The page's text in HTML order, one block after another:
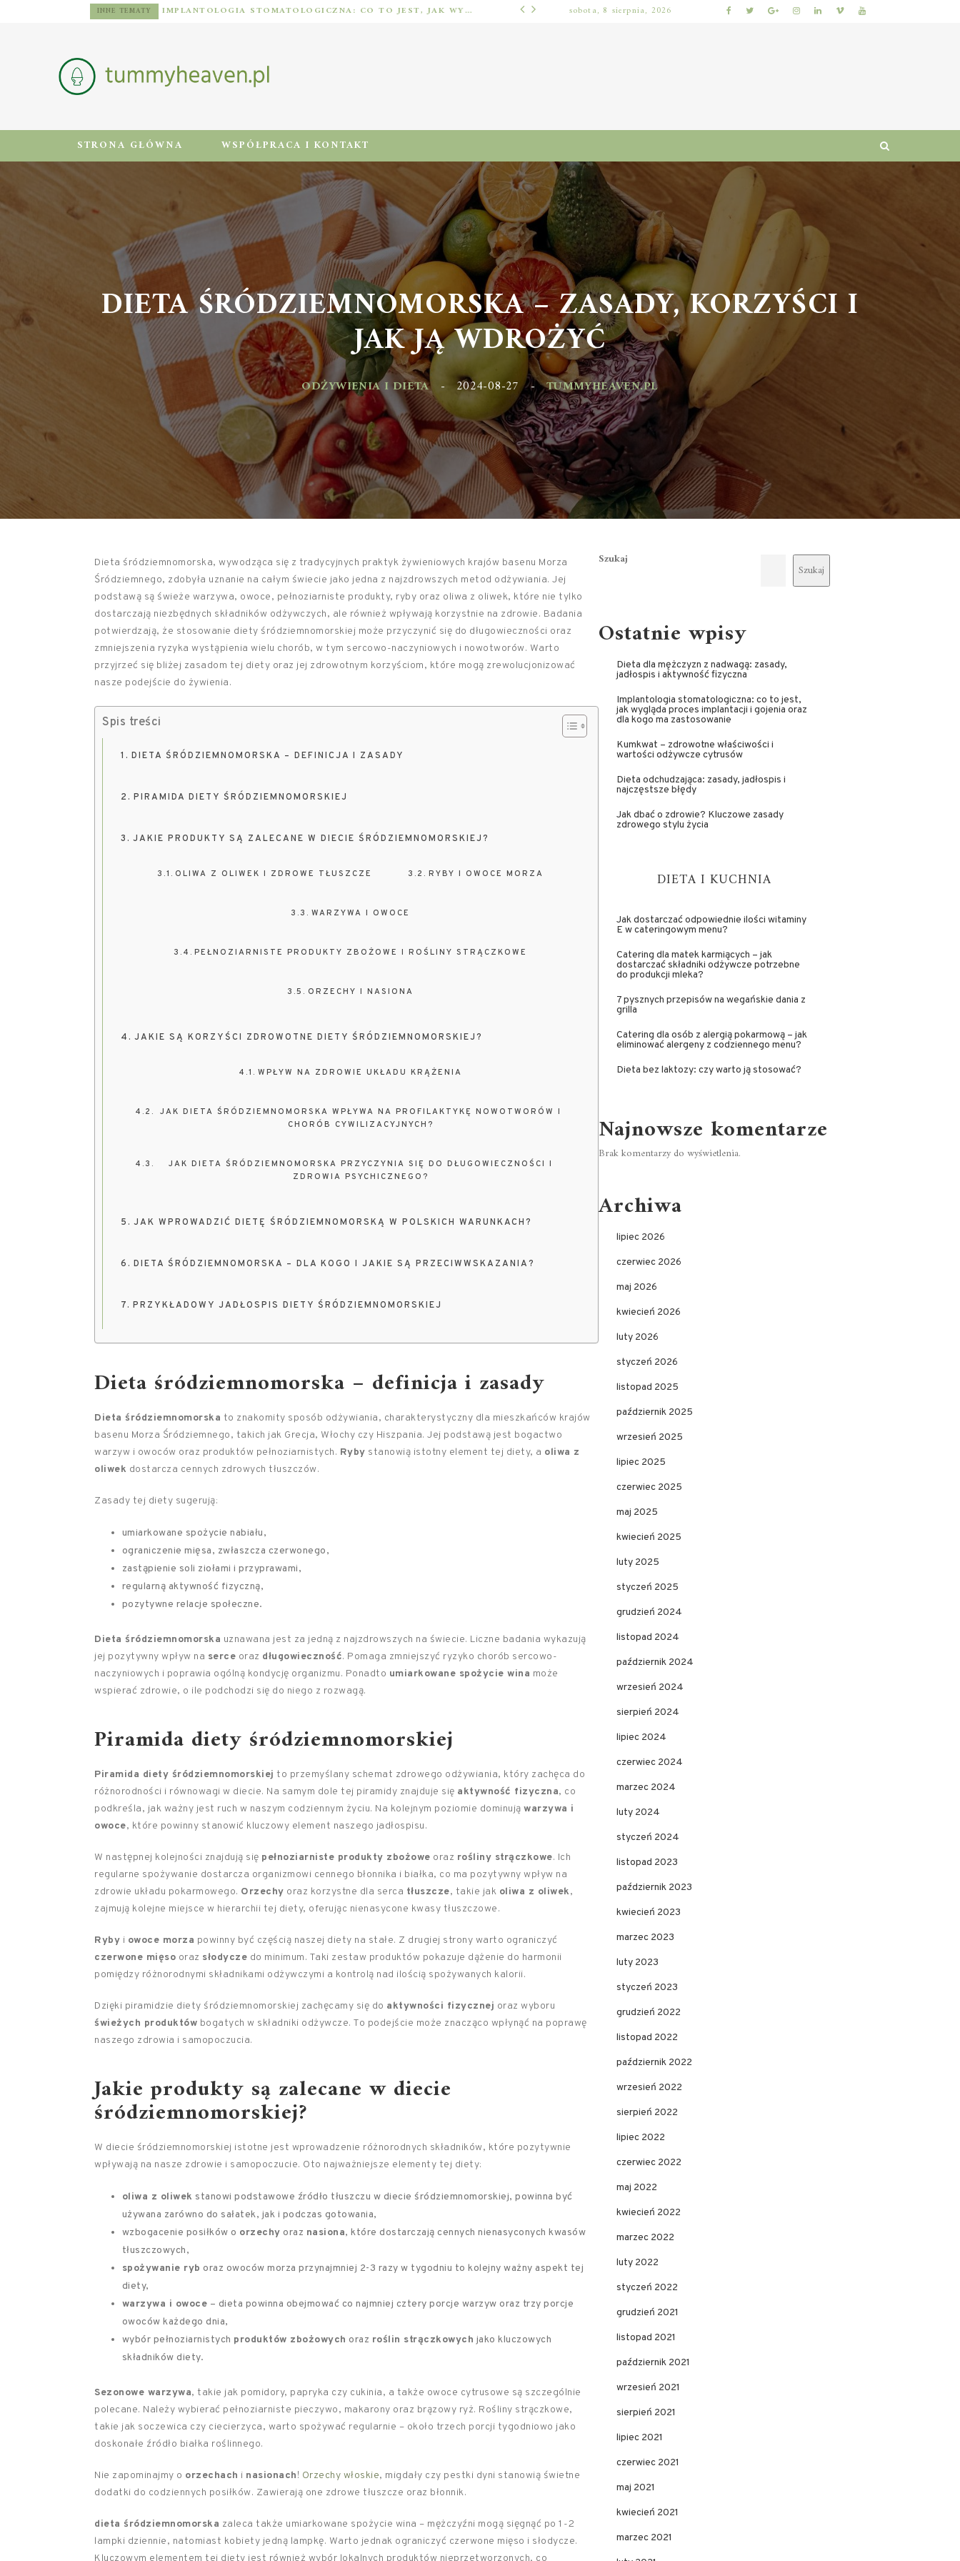
INNE TEMATY IMPLANTOLOGIA STOMATOLOGICZNA: CO TO JEST, JAK WYGLĄDA PROCES IMPLANTACJI I GOJENIA ORAZ DLA KOGO MA ZASTOSOWANIE ODŻYWIENIA I DIETA
sobota, 8 sierpnia, 2026
STRONA GŁÓWNA WSPÓŁPRACA I KONTAKT
DIETA ŚRÓDZIEMNOMORSKA – ZASADY, KORZYŚCI I
JAK JĄ WDROŻYĆ
ODŻYWIENIA I DIETA - 2024-08-27 TUMMYHEAVEN.PL
Dieta śródziemnomorska, wywodząca się z tradycyjnych praktyk żywieniowych krajów basenu Morza
Śródziemnego, zdobyła uznanie na całym świecie jako jedna z najzdrowszych metod odżywiania. Jej
podstawą są świeże warzywa, owoce, pełnoziarniste produkty, ryby oraz oliwa z oliwek, które nie tylko
dostarczają niezbędnych składników odżywczych, ale również wpływają korzystnie na zdrowie. Badania
potwierdzają, że stosowanie diety śródziemnomorskiej może przyczynić się do długowieczności oraz
zmniejszenia ryzyka wystąpienia wielu chorób, w tym sercowo-naczyniowych i nowotworów. Warto
przyjrzeć się bliżej zasadom tej diety oraz jej zdrowotnym korzyściom, które mogą zrewolucjonizować
nasze podejście do żywienia.
Spis treści
DIETA ŚRÓDZIEMNOMORSKA – DEFINICJA I ZASADY
PIRAMIDA DIETY ŚRÓDZIEMNOMORSKIEJ
JAKIE PRODUKTY SĄ ZALECANE W DIECIE ŚRÓDZIEMNOMORSKIEJ?
OLIWA Z OLIWEK I ZDROWE TŁUSZCZE RYBY I OWOCE MORZA
WARZYWA I OWOCE
PEŁNOZIARNISTE PRODUKTY ZBOŻOWE I ROŚLINY STRĄCZKOWE
ORZECHY I NASIONA
JAKIE SĄ KORZYŚCI ZDROWOTNE DIETY ŚRÓDZIEMNOMORSKIEJ?
WPŁYW NA ZDROWIE UKŁADU KRĄŻENIA
JAK DIETA ŚRÓDZIEMNOMORSKA WPŁYWA NA PROFILAKTYKĘ NOWOTWORÓW I
CHORÓB CYWILIZACYJNYCH?
JAK DIETA ŚRÓDZIEMNOMORSKA PRZYCZYNIA SIĘ DO DŁUGOWIECZNOŚCI I
ZDROWIA PSYCHICZNEGO?
JAK WPROWADZIĆ DIETĘ ŚRÓDZIEMNOMORSKĄ W POLSKICH WARUNKACH?
DIETA ŚRÓDZIEMNOMORSKA – DLA KOGO I JAKIE SĄ PRZECIWWSKAZANIA?
PRZYKŁADOWY JADŁOSPIS DIETY ŚRÓDZIEMNOMORSKIEJ
Dieta śródziemnomorska – definicja i zasady
Dieta śródziemnomorska to znakomity sposób odżywiania, charakterystyczny dla mieszkańców krajów
basenu Morza Śródziemnego, takich jak Grecja, Włochy czy Hiszpania. Jej podstawą jest bogactwo
warzyw i owoców oraz produktów pełnoziarnistych. Ryby stanowią istotny element tej diety, a oliwa z
oliwek dostarcza cennych zdrowych tłuszczów.
Zasady tej diety sugerują:
umiarkowane spożycie nabiału,
ograniczenie mięsa, zwłaszcza czerwonego,
zastąpienie soli ziołami i przyprawami,
regularną aktywność fizyczną,
pozytywne relacje społeczne.
Dieta śródziemnomorska uznawana jest za jedną z najzdrowszych na świecie. Liczne badania wykazują
jej pozytywny wpływ na serce oraz długowieczność. Pomaga zmniejszyć ryzyko chorób sercowo-
naczyniowych i poprawia ogólną kondycję organizmu. Ponadto umiarkowane spożycie wina może
wspierać zdrowie, o ile podchodzi się do niego z rozwagą.
Piramida diety śródziemnomorskiej
Piramida diety śródziemnomorskiej to przemyślany schemat zdrowego odżywiania, który zachęca do
różnorodności i równowagi w diecie. Na samym dole tej piramidy znajduje się aktywność fizyczna, co
podkreśla, jak ważny jest ruch w naszym codziennym życiu. Na kolejnym poziomie dominują warzywa i
owoce, które powinny stanowić kluczowy element naszego jadłospisu.
W następnej kolejności znajdują się pełnoziarniste produkty zbożowe oraz rośliny strączkowe. Ich
regularne spożywanie dostarcza organizmowi cennego błonnika i białka, co ma pozytywny wpływ na
zdrowie układu pokarmowego. Orzechy oraz korzystne dla serca tłuszcze, takie jak oliwa z oliwek,
zajmują kolejne miejsce w hierarchii tej diety, oferując nienasycone kwasy tłuszczowe.
Ryby i owoce morza powinny być częścią naszej diety na stałe. Z drugiej strony warto ograniczyć
czerwone mięso oraz słodycze do minimum. Taki zestaw produktów pokazuje dążenie do harmonii
pomiędzy różnorodnymi składnikami odżywczymi a kontrolą nad ilością spożywanych kalorii.
Dzięki piramidzie diety śródziemnomorskiej zachęcamy się do aktywności fizycznej oraz wyboru
świeżych produktów bogatych w składniki odżywcze. To podejście może znacząco wpłynąć na poprawę
naszego zdrowia i samopoczucia.
Jakie produkty są zalecane w diecie
śródziemnomorskiej?
W diecie śródziemnomorskiej istotne jest wprowadzenie różnorodnych składników, które pozytywnie
wpływają na nasze zdrowie i samopoczucie. Oto najważniejsze elementy tej diety:
oliwa z oliwek stanowi podstawowe źródło tłuszczu w diecie śródziemnomorskiej, powinna być
używana zarówno do sałatek, jak i podczas gotowania,
wzbogacenie posiłków o orzechy oraz nasiona, które dostarczają cennych nienasyconych kwasów
tłuszczowych,
spożywanie ryb oraz owoców morza przynajmniej 2-3 razy w tygodniu to kolejny ważny aspekt tej
diety,
warzywa i owoce – dieta powinna obejmować co najmniej cztery porcje warzyw oraz trzy porcje
owoców każdego dnia,
wybór pełnoziarnistych produktów zbożowych oraz roślin strączkowych jako kluczowych
składników diety.
Sezonowe warzywa, takie jak pomidory, papryka czy cukinia, a także owoce cytrusowe są szczególnie
polecane. Należy wybierać pełnoziarniste pieczywo, makarony oraz brązowy ryż. Rośliny strączkowe,
takie jak soczewica czy ciecierzyca, warto spożywać regularnie – około trzech porcji tygodniowo jako
doskonałe źródło białka roślinnego.
Nie zapominajmy o orzechach i nasionach! Orzechy włoskie, migdały czy pestki dyni stanowią świetne
dodatki do codziennych posiłków. Zawierają one zdrowe tłuszcze oraz błonnik.
dieta śródziemnomorska zaleca także umiarkowane spożycie wina – mężczyźni mogą sięgnąć po 1-2
lampki dziennie, natomiast kobiety jedną lampkę. Warto jednak ograniczyć czerwone mięso i słodycze.
Kluczowym elementem tej diety jest również wybór lokalnych produktów nieprzetworzonych, co
Szukaj
Szukaj
Ostatnie wpisy
Dieta dla mężczyzn z nadwagą: zasady,
jadłospis i aktywność fizyczna
Implantologia stomatologiczna: co to jest,
jak wygląda proces implantacji i gojenia oraz
dla kogo ma zastosowanie
Kumkwat – zdrowotne właściwości i
wartości odżywcze cytrusów
Dieta odchudzająca: zasady, jadłospis i
najczęstsze błędy
Jak dbać o zdrowie? Kluczowe zasady
zdrowego stylu życia
DIETA I KUCHNIA
Jak dostarczać odpowiednie ilości witaminy
E w cateringowym menu?
Catering dla matek karmiących – jak
dostarczać składniki odżywcze potrzebne
do produkcji mleka?
7 pysznych przepisów na wegańskie dania z
grilla
Catering dla osób z alergią pokarmową – jak
eliminować alergeny z codziennego menu?
Dieta bez laktozy: czy warto ją stosować?
Najnowsze komentarze
Brak komentarzy do wyświetlenia.
Archiwa
lipiec 2026
czerwiec 2026
maj 2026
kwiecień 2026
luty 2026
styczeń 2026
listopad 2025
październik 2025
wrzesień 2025
lipiec 2025
czerwiec 2025
maj 2025
kwiecień 2025
luty 2025
styczeń 2025
grudzień 2024
listopad 2024
październik 2024
wrzesień 2024
sierpień 2024
lipiec 2024
czerwiec 2024
marzec 2024
luty 2024
styczeń 2024
listopad 2023
październik 2023
kwiecień 2023
marzec 2023
luty 2023
styczeń 2023
grudzień 2022
listopad 2022
październik 2022
wrzesień 2022
sierpień 2022
lipiec 2022
czerwiec 2022
maj 2022
kwiecień 2022
marzec 2022
luty 2022
styczeń 2022
grudzień 2021
listopad 2021
październik 2021
wrzesień 2021
sierpień 2021
lipiec 2021
czerwiec 2021
maj 2021
kwiecień 2021
marzec 2021